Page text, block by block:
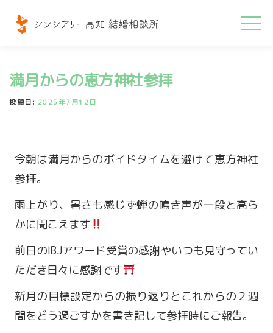
テ
へ
満月からの恵方神社参拝
投稿日: 2025年7月12日
今朝は満月からのボイドタイムを避けて恵方神社
参拝。
雨上がり、暑さも感じず蝉の鳴き声が一段と高ら
かに聞こえます
前日のIBJアワード受賞の感謝やいつも見守ってい
ただき日々に感謝です
新月の目標設定からの振り返りとこれからの２週
間をどう過ごすかを書き記して参拝時にご報告。